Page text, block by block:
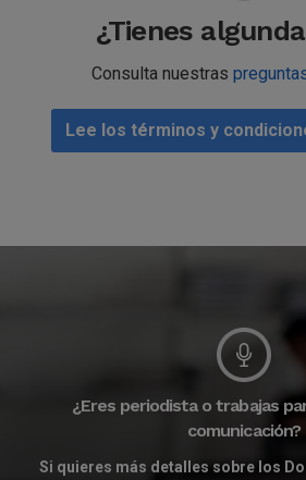
¿Tienes
Consulta nuestras
Lee los términos y
¿Eres periodista o trabajas
comunicación?
Si quieres más detalles sobre los